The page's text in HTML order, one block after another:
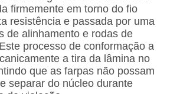
firmemente em torno do fio
resistência e passada por uma
de alinhamento e rodas de
processo de conformação a
a tira da lâmina no
que as farpas não possam
separar do núcleo durante